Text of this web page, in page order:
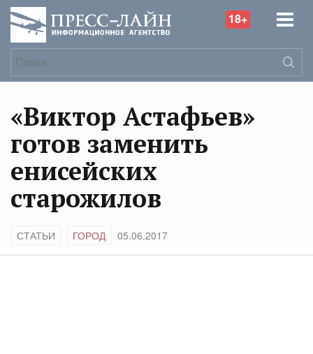
18+
«Виктор Астафьев»
готов заменить
енисейских
старожилов
СТАТЬИ ГОРОД 05.06.2017